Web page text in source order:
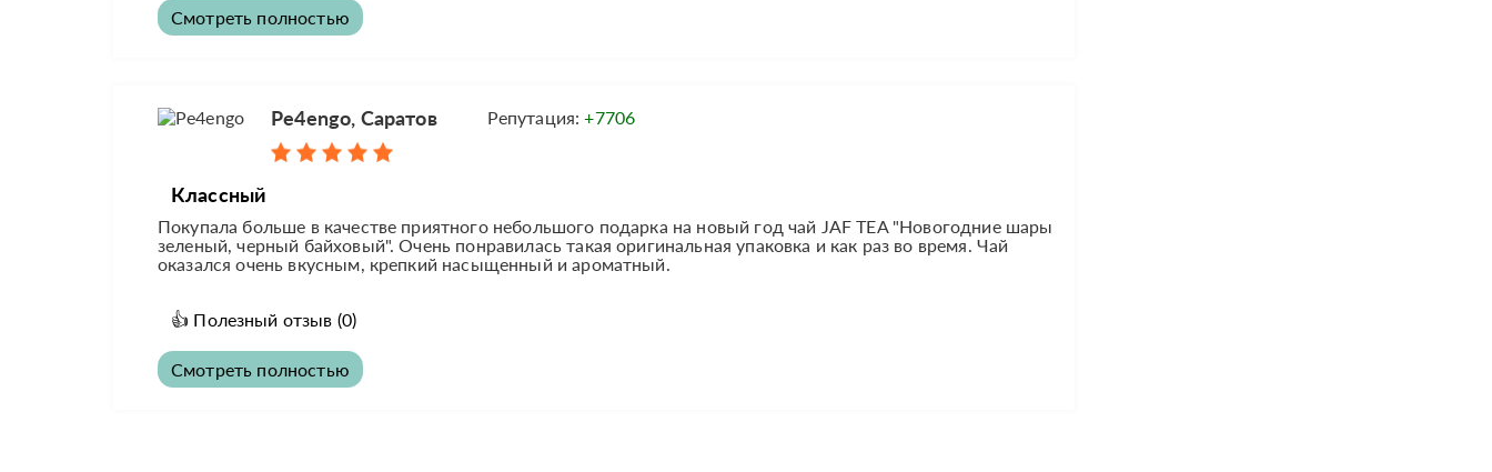
Смотреть полностью
Pe4engo, Саратов Репутация:+7706
Классный
Покупала больше в качестве приятного небольшого подарка на новый год чай JAF TEA "Новогодние шары
зеленый, черный байховый". Очень понравилась такая оригинальная упаковка и как раз во время. Чай
оказался очень вкусным, крепкий насыщенный и ароматный.
👍 Полезный отзыв (0)
Смотреть полностью